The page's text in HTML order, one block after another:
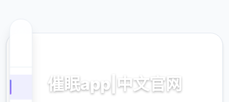
催眠app|中文官网